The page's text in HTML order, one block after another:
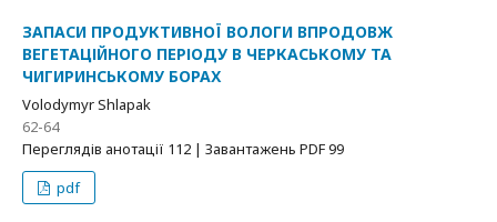
ЗАПАСИ ПРОДУКТИВНОЇ ВОЛОГИ ВПРОДОВЖ
ВЕГЕТАЦІЙНОГО ПЕРІОДУ В ЧЕРКАСЬКОМУ ТА
ЧИГИРИНСЬКОМУ БОРАХ
Volodymyr Shlapak
62-64
Переглядів анотації 112 | Завантажень PDF 99
pdf